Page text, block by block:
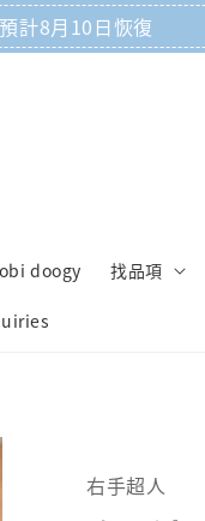
計8月10日恢復
doogy 找品項
右手超人